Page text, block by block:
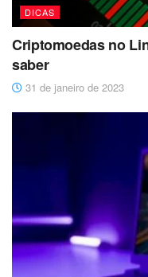
DICAS
Criptomoedas no
saber
31 de janeiro de 2023